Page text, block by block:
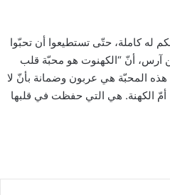
له كاملة، حتّى تستطيعوا أن تحبّوا
آرس، أنّ “الكهنوت هو محبّة قلب
(راجع بندكتس السّادس عشر، رسالة إعلان سنة الكهنوت، [16 يونيو 2009]، 569). هذه المحبّة هي عربون وضمانة بأنّ لا
أمّ الكهنة. هي التي حفظت في قلبها
أسلوبًا إنجيليًا لا بالقوة بل بالثقة
لا يملّ من زرع كلمته في قلوبنا
أقوى من ضعفنا
عبر التاريخ